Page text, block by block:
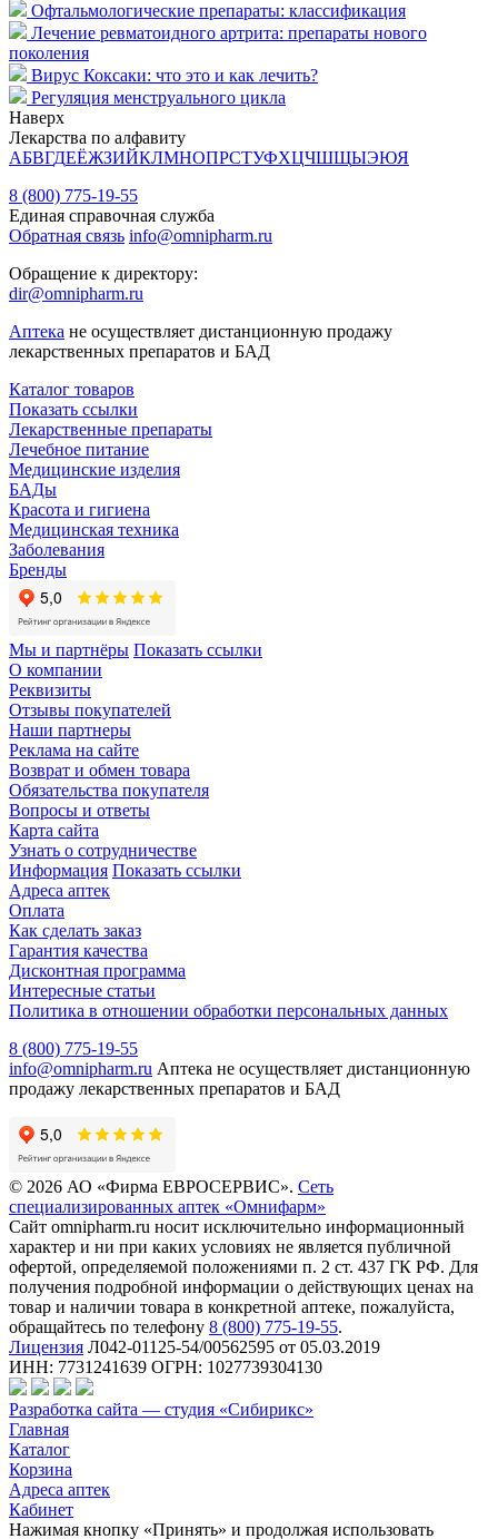
Офтальмологические препараты: классификация
Лечение ревматоидного артрита: препараты нового
поколения
Вирус Коксаки: что это и как лечить?
Регуляция менструального цикла
Наверх
Лекарства по алфавиту
АБВГДЕЁЖЗИЙКЛМНОПРСТУФХЦЧШЩЫЭЮЯ
8 (800) 775-19-55
Единая справочная служба
Обратная связь info@omnipharm.ru
Обращение к директору:
dir@omnipharm.ru
Аптека не осуществляет дистанционную продажу
лекарственных препаратов и БАД
Каталог товаров
Показать ссылки
Лекарственные препараты
Лечебное питание
Медицинские изделия
БАДы
Красота и гигиена
Медицинская техника
Заболевания
Бренды
Мы и партнёры Показать ссылки
О компании
Реквизиты
Отзывы покупателей
Наши партнеры
Реклама на сайте
Возврат и обмен товара
Обязательства покупателя
Вопросы и ответы
Карта сайта
Узнать о сотрудничестве
Информация Показать ссылки
Адреса аптек
Оплата
Как сделать заказ
Гарантия качества
Дисконтная программа
Интересные статьи
Политика в отношении обработки персональных данных
8 (800) 775-19-55
info@omnipharm.ru Аптека не осуществляет дистанционную
продажу лекарственных препаратов и БАД
© 2026 АО «Фирма ЕВРОСЕРВИС». Сеть
специализированных аптек «Омнифарм»
Сайт omnipharm.ru носит исключительно информационный
характер и ни при каких условиях не является публичной
офертой, определяемой положениями п. 2 ст. 437 ГК РФ. Для
получения подробной информации о действующих ценах на
товар и наличии товара в конкретной аптеке, пожалуйста,
обращайтесь по телефону 8 (800) 775-19-55.
Лицензия Л042-01125-54/00562595 от 05.03.2019
ИНН: 7731241639 ОГРН: 1027739304130
Разработка сайта — студия «Сибирикс»
Главная
Каталог
Корзина
Адреса аптек
Кабинет
Нажимая кнопку «Принять» и продолжая использовать